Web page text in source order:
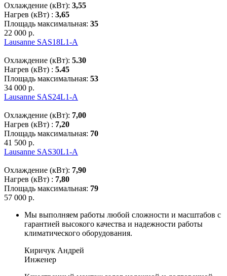
Охлаждение (кВт): 3,55
Нагрев (кВт) : 3,65
Площадь максимальная: 35
22 000 р.
Lausanne SAS18L1-A
Охлаждение (кВт): 5.30
Нагрев (кВт) : 5.45
Площадь максимальная: 53
34 000 р.
Lausanne SAS24L1-A
Охлаждение (кВт): 7,00
Нагрев (кВт) : 7,20
Площадь максимальная: 70
41 500 р.
Lausanne SAS30L1-A
Охлаждение (кВт): 7,90
Нагрев (кВт) : 7,80
Площадь максимальная: 79
57 000 р.
Мы выполняем работы любой сложности и масштабов с
гарантией высокого качества и надежности работы
климатического оборудования.
Киричук Андрей
Инженер